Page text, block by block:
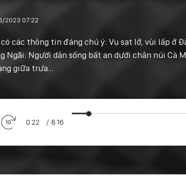
2023 07:22
các thông tin đáng chú ý: Vụ sạt lở, vùi lấp ở
Ngãi: Người dân sống bất an dưới chân núi Cà
giữa trưa…
0:24 / 8:16